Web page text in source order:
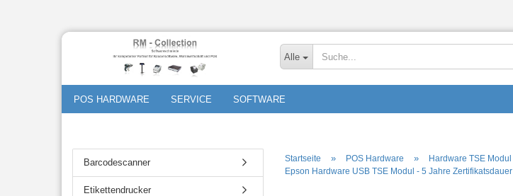
Alle
POS HARDWARE SERVICE SOFTWARE
Startseite » POS Hardware » Hardware TSE Modul
Epson Hardware USB TSE Modul - 5 Jahre Zertifikatsdauer
Barcodescanner
Etikettendrucker